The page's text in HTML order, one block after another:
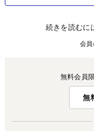
続きを読むに
会
無料会員
無